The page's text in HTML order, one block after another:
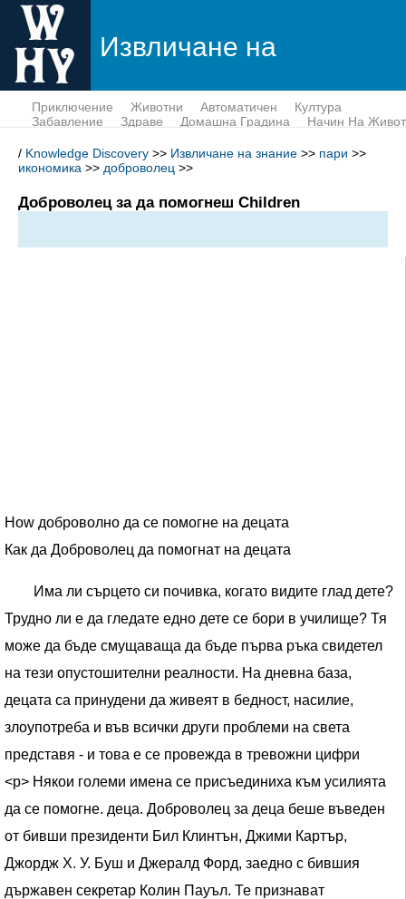
Извличане на
Приключение Животни Автоматичен
Култура
Забавление
Здраве Домашна Градина
Начин На Живот
/ Knowledge Discovery >> Извличане на знание >> пари >>
икономика >> доброволец >>
Доброволец за да помогнеш Children
How доброволно да се помогне на децата
Как да Доброволец да помогнат на децата
Има ли сърцето си почивка, когато видите глад дете?
Трудно ли е да гледате едно дете се бори в училище? Тя
може да бъде смущаваща да бъде първа ръка свидетел
на тези опустошителни реалности. На дневна база,
децата са принудени да живеят в бедност, насилие,
злоупотреба и във всички други проблеми на света
представя - и това е се провежда в тревожни цифри
<р> Някои големи имена се присъединиха към усилията
да се помогне. деца. Доброволец за деца беше въведен
от бивши президенти Бил Клинтън, Джими Картър,
Джордж Х. У. Буш и Джералд Форд, заедно с бившия
държавен секретар Колин Пауъл. Те признават